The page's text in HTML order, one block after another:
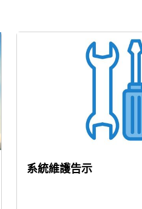
系統維護告示